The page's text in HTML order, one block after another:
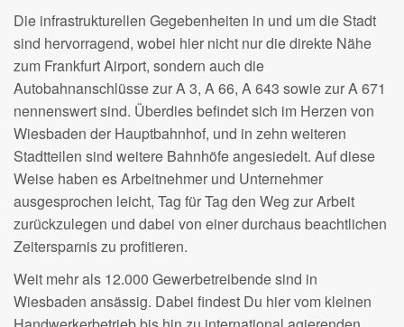
Die infrastrukturellen Gegebenheiten in und um die Stadt
sind hervorragend, wobei hier nicht nur die direkte Nähe
zum Frankfurt Airport, sondern auch die
Autobahnanschlüsse zur A 3, A 66, A 643 sowie zur A 671
nennenswert sind. Überdies befindet sich im Herzen von
Wiesbaden der Hauptbahnhof, und in zehn weiteren
Stadtteilen sind weitere Bahnhöfe angesiedelt. Auf diese
Weise haben es Arbeitnehmer und Unternehmer
ausgesprochen leicht, Tag für Tag den Weg zur Arbeit
zurückzulegen und dabei von einer durchaus beachtlichen
Zeitersparnis zu profitieren.
Weit mehr als 12.000 Gewerbetreibende sind in
Wiesbaden ansässig. Dabei findest Du hier vom kleinen